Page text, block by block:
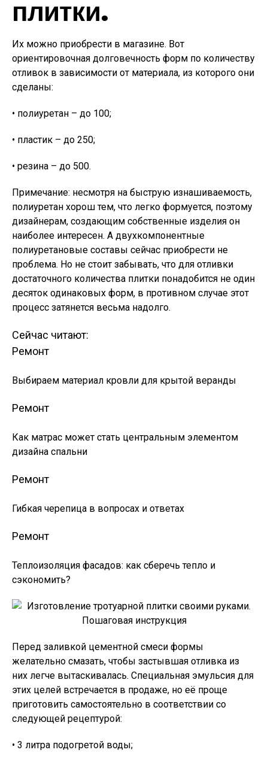
плитки.
Их можно приобрести в магазине. Вот
ориентировочная долговечность форм по количеству
отливок в зависимости от материала, из которого они
сделаны:
• полиуретан – до 100;
• пластик – до 250;
• резина – до 500.
Примечание: несмотря на быструю изнашиваемость,
полиуретан хорош тем, что легко формуется, поэтому
дизайнерам, создающим собственные изделия он
наиболее интересен. А двухкомпонентные
полиуретановые составы сейчас приобрести не
проблема. Но не стоит забывать, что для отливки
достаточного количества плитки понадобится не один
десяток одинаковых форм, в противном случае этот
процесс затянется весьма надолго.
Сейчас читают:
Ремонт
Выбираем материал кровли для крытой веранды
Ремонт
Как матрас может стать центральным элементом
дизайна спальни
Ремонт
Гибкая черепица в вопросах и ответах
Ремонт
Теплоизоляция фасадов: как сберечь тепло и
сэкономить?
Перед заливкой цементной смеси формы
желательно смазать, чтобы застывшая отливка из
них легче вытаскивалась. Специальная эмульсия для
этих целей встречается в продаже, но её проще
приготовить самостоятельно в соответствии со
следующей рецептурой:
• 3 литра подогретой воды;